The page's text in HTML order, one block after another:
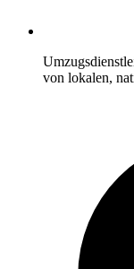
von lokalen,